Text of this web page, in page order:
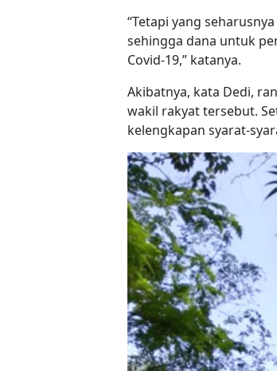
“Tetapi yang
sehingga dana untuk
Covid-19,” katanya.
Akibatnya, kata Dedi,
wakil rakyat tersebut.
kelengkapan syarat-